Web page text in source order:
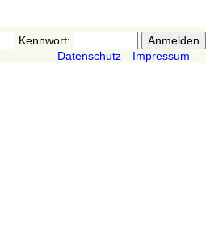
Kennwort:
Datenschutz
Impressum